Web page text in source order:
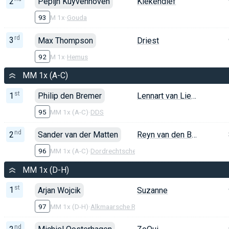
93 M 1x·Gouda
3 rd Max Thompson
92 M 1x·Hemus
Driest
MM 1x (A-C)
1 st Philip den Bremer
95 MM 1x (A-C)·DDS
Lennart van Lierop
2 nd Sander van der Matten
96 MM 1x (A-C)·Dordrechtsche R&ZV
Reyn van den Brink
MM 1x (D-H)
1 st Arjan Wojcik
97 MM 1x (D-H)·Alkmaarsche R&ZV
Suzanne
nd